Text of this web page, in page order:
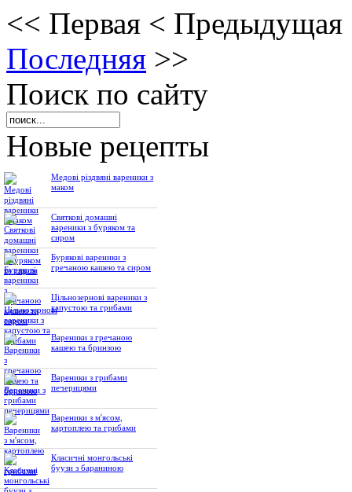
<< Первая < Предыдущая
Последняя >>
Поиск по сайту
Новые рецепты
Медові різдвяні вареники з
маком
Святкові домашні
вареники з буряком та
сиром
Бурякові вареники з
гречаною кашею та сиром
Цільнозернові вареники з
капустою та грибами
Вареники з гречаною
кашею та бринзою
Вареники з грибами
печерицями
Вареники з м'ясом,
картоплею та грибами
Класичні монгольські
буузи з бараниною